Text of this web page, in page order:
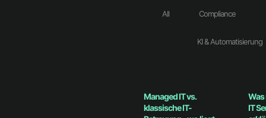
All Compliance
KI & Automatisierung
Managed IT vs.
klassische IT-
Was
IT